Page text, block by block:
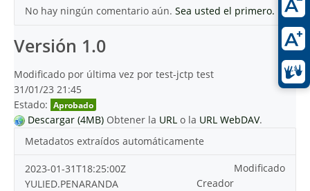
No hay ningún comentario aún. Sea usted el primero.
Versión 1.0
Modificado por última vez por test-jctp test
31/01/23 21:45
Estado: Aprobado
Descargar (4MB) Obtener la URL o la URL WebDAV.
Metadatos extraídos automáticamente
Modificado
2023-01-31T18:25:00Z
Creador
YULIED.PENARANDA